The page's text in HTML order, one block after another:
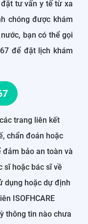
tư vấn y tế từ xa
chóng được khám
bạn có thể gọi
để đặt lịch khám
trang liên kết
chẩn đoán hoặc
bảo an toàn và
sĩ hoặc bác sĩ về
dụng hoặc dự định
ISOFHCARE
thông tin nào chưa